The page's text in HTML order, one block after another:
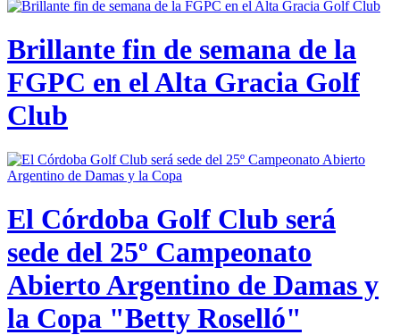
Brillante fin de semana de la
FGPC en el Alta Gracia Golf
Club
El Córdoba Golf Club será
sede del 25º Campeonato
Abierto Argentino de Damas y
la Copa "Betty Roselló"